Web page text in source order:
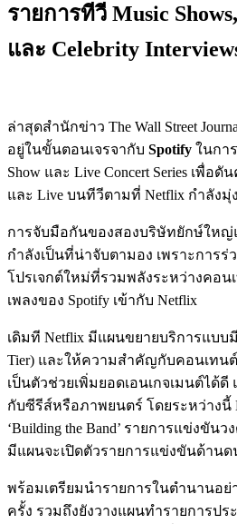
รายการทีวี Music
และ Celebrity
ล่าสุดสำนักข่าว The Wall Street
อยู่ในขั้นตอนเจรจากับ Spotify ในกา
Show และ Live Concert Series เพื่อ
และ Live บนทีวีตามที่ Netflix กำลัง
การจับมือกันของสองบริษัทยักษ์ใหญ่แ
กำลังเป็นที่น่าจับตามอง เพราะการ
โปรเจกต์ใหม่ที่รวมพลังระหว่างคอ
เพลงของ Spotify เข้ากับ Netflix
เดิมที Netflix มีแผนขยายบริการแบบ
Tier) และให้ความสำคัญกับคอนเทน
เป็นตัวช่วยเพิ่มยอดเอนเกจเมนต์ได้
กับซีรีส์หรือภาพยนตร์ โดยระหว่างนี้
‘Building the Band’ รายการแข่งขั
มีแผนจะเปิดตัวรายการแข่งขันด้าน
พร้อมเตรียมนำรายการในตำนานอย่า
ครั้ง รวมถึงยังวางแผนทำรายการประ